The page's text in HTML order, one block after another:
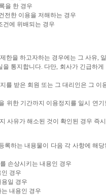
을 한 경우
전한 이용을 저해하는 경우
에 위배되는 경우
한을 하고자하는 경우에는 그 사유,
통지합니다. 다만, 회사가 긴급하
를 받은 회원 또는 그 대리인은 그
위한 기간까지 이용정지를 일시 연
사유가 해소된 것이 확인된 경우 즉
록하는 내용물이 다음 각 사항에 해
손상시키는 내용인 경우
경우
일 경우
내용인 경우